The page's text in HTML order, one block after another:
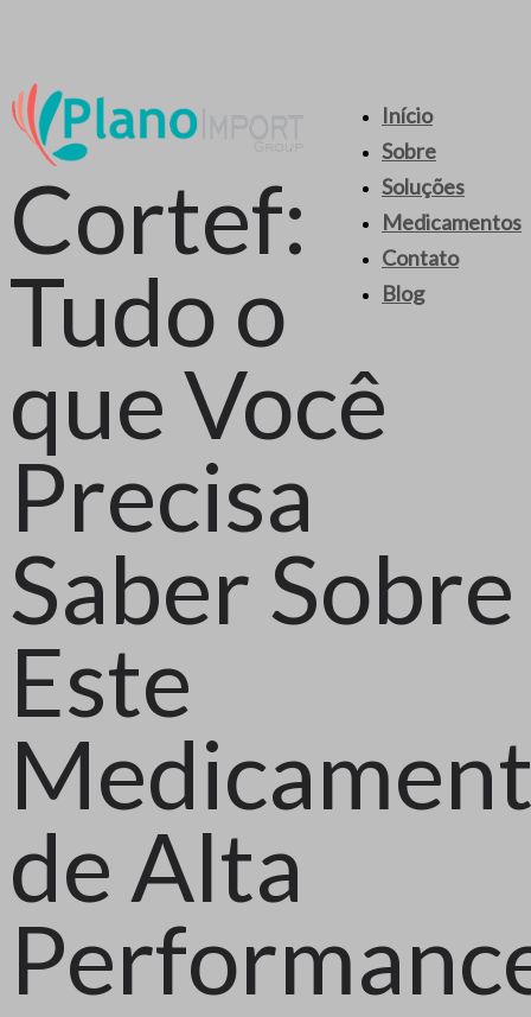
Início
Sobre
Soluções
Medicamentos
Contato
Blog
Cortef:
Tudo o
que Você
Precisa
Saber Sobre
Este
de Alta